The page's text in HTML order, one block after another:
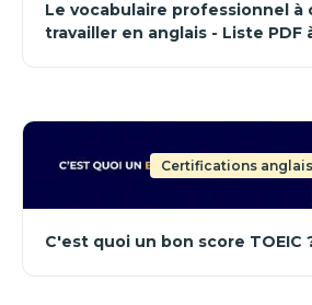
Le vocabulaire professionnel à
travailler en anglais - Liste PDF
Certifications
C'est quoi un bon score TOEIC